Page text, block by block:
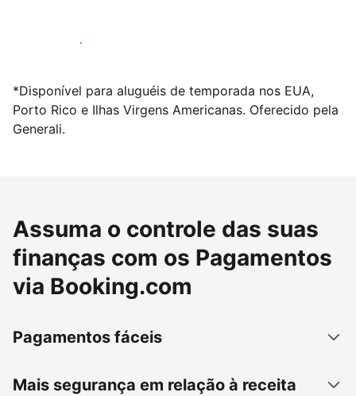
Anunciar conosco
*Disponível para aluguéis de temporada nos EUA,
Porto Rico e Ilhas Virgens Americanas. Oferecido pela
Generali.
Assuma o controle das suas
finanças com os Pagamentos
via Booking.com
Pagamentos fáceis
Mais segurança em relação à receita